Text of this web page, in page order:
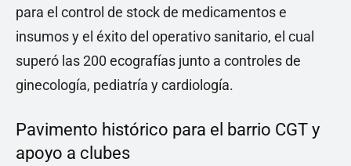
para el control de stock de medicamentos e
insumos y el éxito del operativo sanitario, el cual
superó las 200 ecografías junto a controles de
ginecología, pediatría y cardiología.
Pavimento histórico para el barrio CGT y
apoyo a clubes